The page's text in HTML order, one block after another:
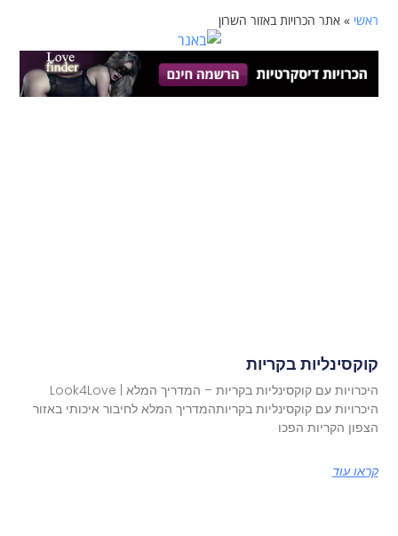
ראשי »אתר הכרויות באזור השרון
קוקסינליות בקריות
היכרויות עם קוקסינליות בקריות – המדריך המלא | Look4Love
היכרויות עם קוקסינליות בקריותהמדריך המלא לחיבור איכותי באזור
הצפון הקריות הפכו
קראו עוד